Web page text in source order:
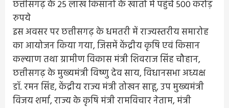
इस अवसर पर छत्तीसगढ़ के धमतरी में राज्यस्तरीय समारोह
का आयोजन किया गया, जिसमें केंद्रीय कृषि एवं किसान
कल्याण तथा ग्रामीण विकास मंत्री शिवराज सिंह चौहान,
छत्तीसगढ़ के मुख्यमंत्री विष्णु देव साय, विधानसभा अध्यक्ष
डॉ. रमन सिंह, केंद्रीय राज्य मंत्री तोखन साहू, उप मुख्यमंत्री
विजय शर्मा, राज्य के कृषि मंत्री रामविचार नेताम, मंत्री